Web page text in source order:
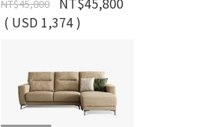
NT$45,800
( USD 1,374 )